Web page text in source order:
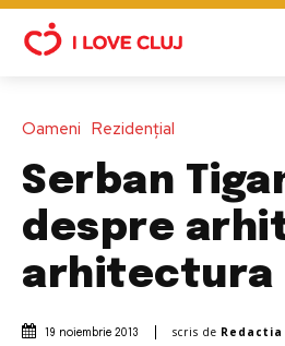
Oameni Rezidențial
Serban
despre
arhitectura
19 noiembrie 2013 scris de